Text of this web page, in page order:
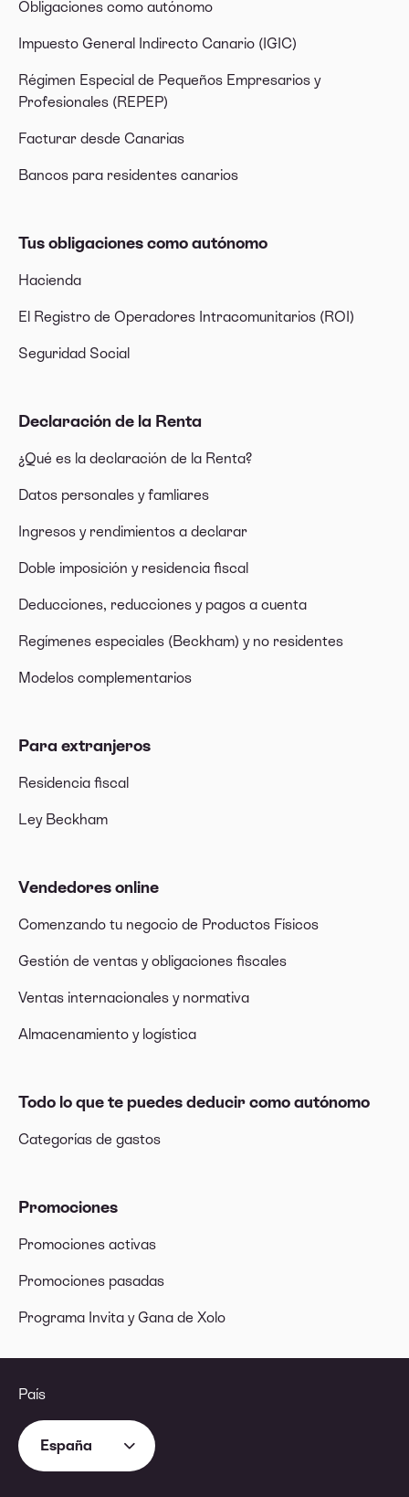
Obligaciones como autónomo
Impuesto General Indirecto Canario (IGIC)
Régimen Especial de Pequeños Empresarios y
Profesionales (REPEP)
Facturar desde Canarias
Bancos para residentes canarios
Tus obligaciones como autónomo
Hacienda
El Registro de Operadores Intracomunitarios (ROI)
Seguridad Social
Declaración de la Renta
¿Qué es la declaración de la Renta?
Datos personales y famliares
Ingresos y rendimientos a declarar
Doble imposición y residencia fiscal
Deducciones, reducciones y pagos a cuenta
Regímenes especiales (Beckham) y no residentes
Modelos complementarios
Para extranjeros
Residencia fiscal
Ley Beckham
Vendedores online
Comenzando tu negocio de Productos Físicos
Gestión de ventas y obligaciones fiscales
Ventas internacionales y normativa
Almacenamiento y logística
Todo lo que te puedes deducir como autónomo
Categorías de gastos
Promociones
Promociones activas
Promociones pasadas
Programa Invita y Gana de Xolo
País
España